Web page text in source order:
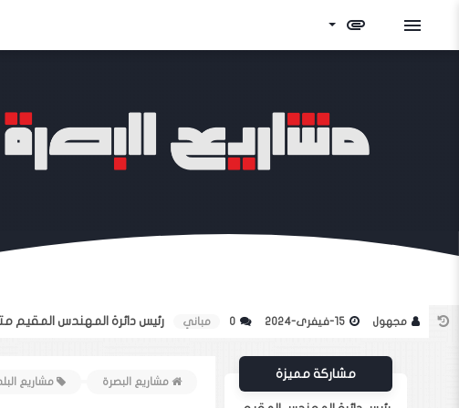
menu
attachment
مجهول 15-فيفرى-2024 0 مباني رئيس دائرة المهندس المقيم
مشاريع البصرة مشاريع
مشاركة مميزة